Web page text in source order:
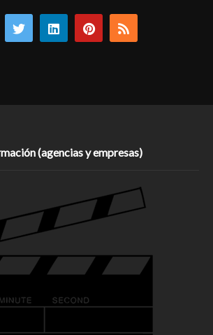
(agencias y empresas)